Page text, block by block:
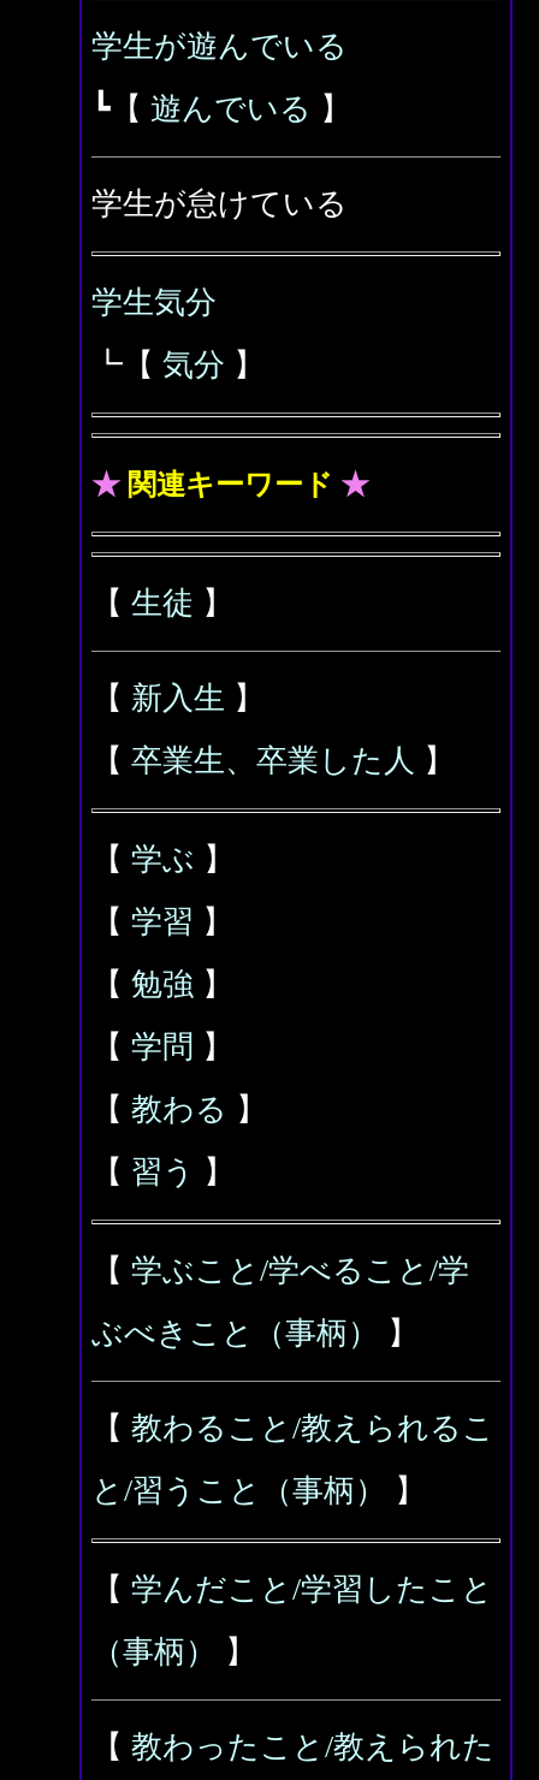
学生が遊んでいる
┗【 遊んでいる 】
学生が怠けている
学生気分
┗【 気分 】
★ 関連キーワード ★
【 生徒 】
【 新入生 】
【 卒業生、卒業した人 】
【 学ぶ 】
【 学習 】
【 勉強 】
【 学問 】
【 教わる 】
【 習う 】
【 学ぶこと/学べること/学
ぶべきこと（事柄）
】
【 教わること/教えられるこ
と/習うこと（事柄）
】
【 学んだこと/学習したこと
（事柄）
】
【 教わったこと/教えられた